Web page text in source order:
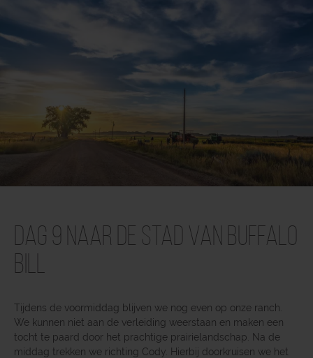
Dag 9 Naar de stad van Buffalo
Bill
Tijdens de voormiddag blijven we nog even op onze ranch.
We kunnen niet aan de verleiding weerstaan en maken een
tocht te paard door het prachtige prairielandschap. Na de
middag trekken we richting Cody. Hierbij doorkruisen we het